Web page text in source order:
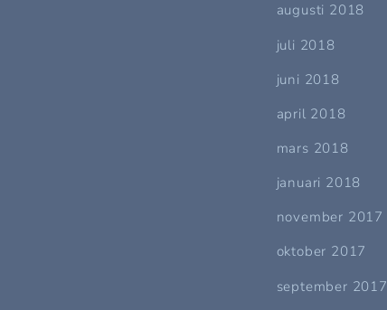
augusti 2018
juli 2018
juni 2018
april 2018
mars 2018
januari 2018
november 2017
oktober 2017
september 2017